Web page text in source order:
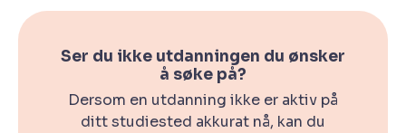
Ser du ikke utdanningen du ønsker
å søke på?
Dersom en utdanning ikke er aktiv på
ditt studiested akkurat nå, kan du